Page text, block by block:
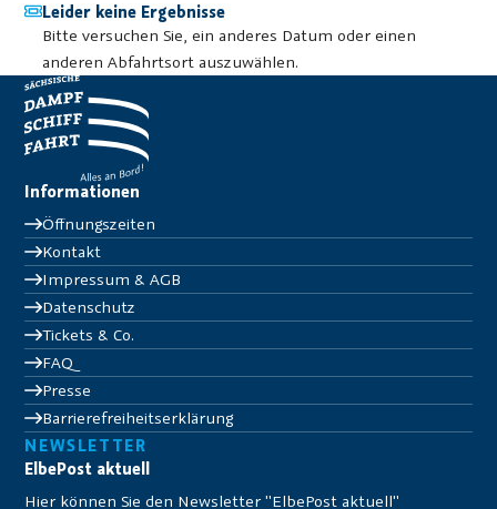
Leider keine Ergebnisse
Bitte versuchen Sie, ein anderes Datum oder einen
anderen Abfahrtsort auszuwählen.
Informationen
Öffnungszeiten
Kontakt
Impressum & AGB
Datenschutz
Tickets & Co.
FAQ
Presse
Barrierefreiheitserklärung
NEWSLETTER
ElbePost aktuell
Hier können Sie den Newsletter "ElbePost aktuell"